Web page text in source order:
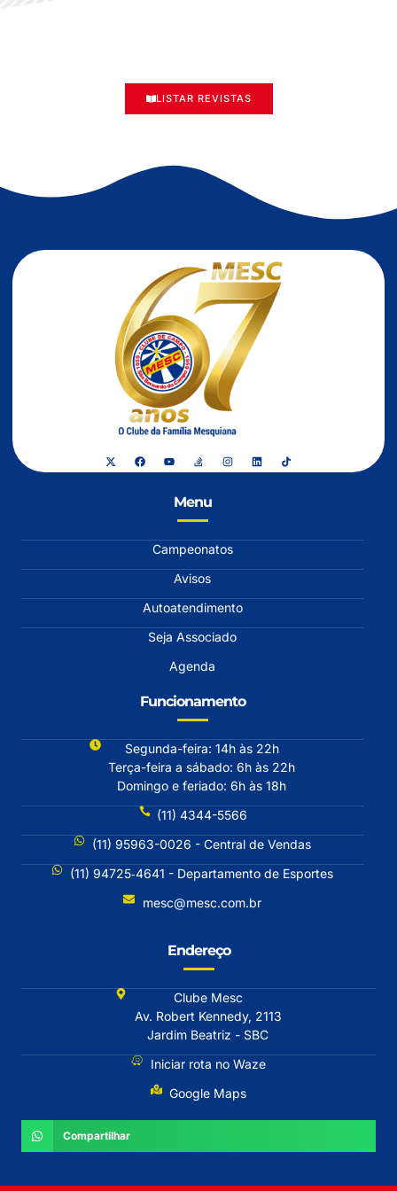
LISTAR REVISTAS
Menu
Campeonatos
Avisos
Autoatendimento
Seja Associado
Agenda
Funcionamento
Segunda-feira: 14h às 22h
Terça-feira a sábado: 6h às 22h
Domingo e feriado: 6h às 18h
(11) 4344-5566
(11) 95963-0026 - Central de Vendas
(11) 94725‐4641 - Departamento de Esportes
mesc@mesc.com.br
Endereço
Clube Mesc
Av. Robert Kennedy, 2113
Jardim Beatriz - SBC
Iniciar rota no Waze
Google Maps
Compartilhar